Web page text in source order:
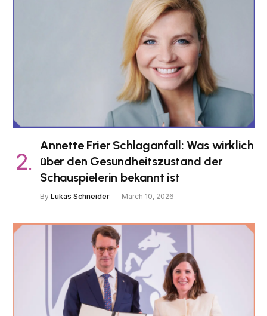
Annette Frier Schlaganfall: Was wirklich
über den Gesundheitszustand der
Schauspielerin bekannt ist
By Lukas Schneider March 10, 2026